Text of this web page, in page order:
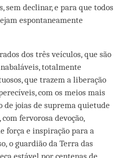
sem declinar, e para que todos
espontaneamente
dos três veículos, que são
totalmente
que trazem a liberação
com os meios mais
de joias de suprema quietude
fervorosa devoção,
força e inspiração para a
o guardião da Terra das